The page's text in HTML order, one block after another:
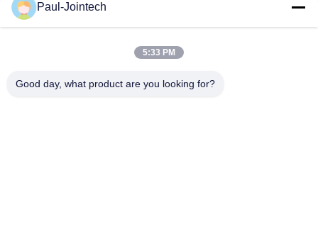
Αντικλεπτικό ακολουθώντας λουκέτο ΠΣΤ μπαταριών
15000mAh με τον τηλεχειρισμό
Τζόιντεκ JT709A Κωνσταντινούπολη GPS παρακολούθηση
μπουλόνι Αδιάβροχο φορτηγό Βαν GPS ηλεκτρονική
Paul-Jointech
5:33 PM
Good day, what product are you looking for?